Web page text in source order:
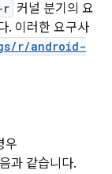
r 커널 분기의 요
. 이러한 요구사
r/android-
우
과 같습니다.